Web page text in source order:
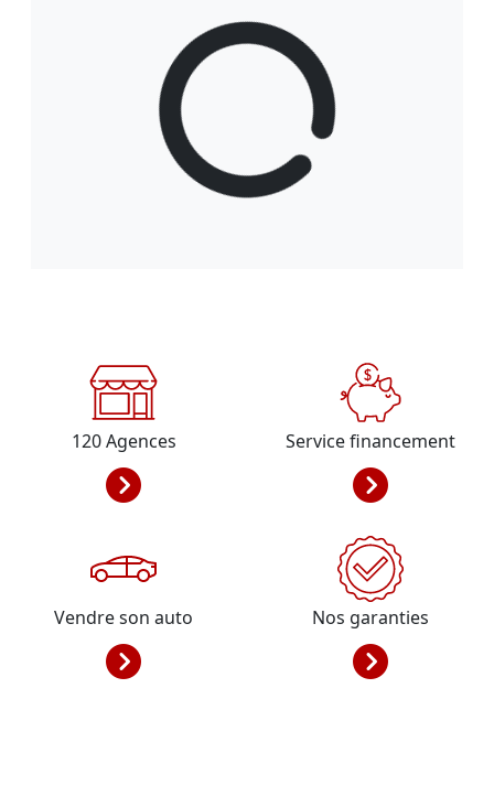
120Agences Service financement
Vendre son auto Nos garanties